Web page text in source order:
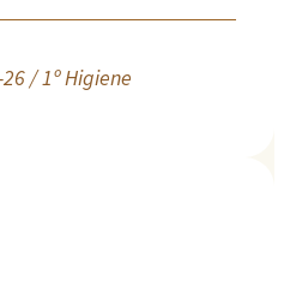
/ 1º Higiene